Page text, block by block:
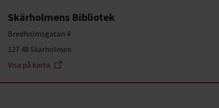
Skärholmens Bibliotek
Bredholmsgatan 4
127 48 Skärholmen
Visa på karta